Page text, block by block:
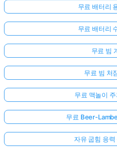
무료 배터리
무료 배터리
무료 빔
무료 빔 처
무료 맥놀이
무료 Beer-
자유 굽힘 응력